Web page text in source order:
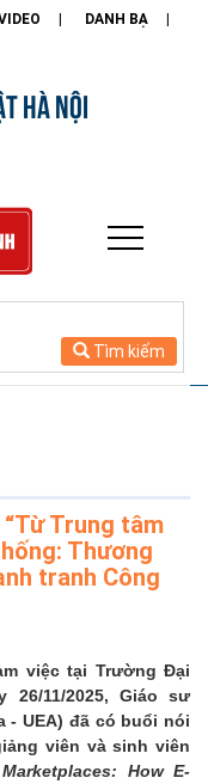
DANH BẠ
HÀ NỘI
Tìm kiếm
Trung tâm
Thương
tranh Công
việc tại Trường Đại
26/11/2025, Giáo sư
- UEA) đã có buổi nói
viên và sinh viên
How E-